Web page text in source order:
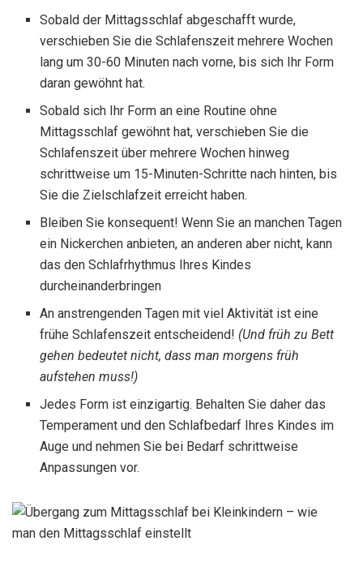
Sobald der Mittagsschlaf abgeschafft wurde,
verschieben Sie die Schlafenszeit mehrere Wochen
lang um 30-60 Minuten nach vorne, bis sich Ihr Form
daran gewöhnt hat.
Sobald sich Ihr Form an eine Routine ohne
Mittagsschlaf gewöhnt hat, verschieben Sie die
Schlafenszeit über mehrere Wochen hinweg
schrittweise um 15-Minuten-Schritte nach hinten, bis
Sie die Zielschlafzeit erreicht haben.
Bleiben Sie konsequent! Wenn Sie an manchen Tagen
ein Nickerchen anbieten, an anderen aber nicht, kann
das den Schlafrhythmus Ihres Kindes
durcheinanderbringen
An anstrengenden Tagen mit viel Aktivität ist eine
frühe Schlafenszeit entscheidend! (Und früh zu Bett
gehen bedeutet nicht, dass man morgens früh
aufstehen muss!)
Jedes Form ist einzigartig. Behalten Sie daher das
Temperament und den Schlafbedarf Ihres Kindes im
Auge und nehmen Sie bei Bedarf schrittweise
Anpassungen vor.